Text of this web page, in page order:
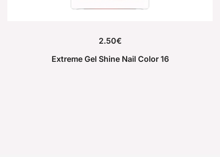
2.50€
Extreme Gel Shine Nail Color 16